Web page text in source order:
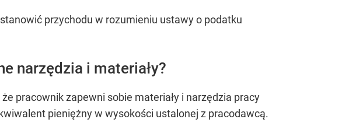
przychodu w rozumieniu ustawy o podatku
narzędzia i materiały?
pracownik zapewni sobie materiały i narzędzia pracy
pieniężny w wysokości ustalonej z pracodawcą.